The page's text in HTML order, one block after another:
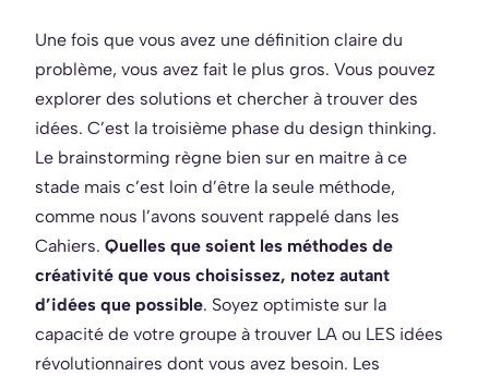
Une fois que vous avez une définition claire du
problème, vous avez fait le plus gros. Vous pouvez
explorer des solutions et chercher à trouver des
idées. C’est la troisième phase du design thinking.
Le brainstorming règne bien sur en maitre à ce
stade mais c’est loin d’être la seule méthode,
comme nous l’avons souvent rappelé dans les
Cahiers. Quelles que soient les méthodes de
créativité que vous choisissez, notez autant
d’idées que possible. Soyez optimiste sur la
capacité de votre groupe à trouver LA ou LES idées
révolutionnaires dont vous avez besoin. Les